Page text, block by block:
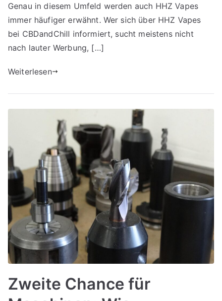
Genau in diesem Umfeld werden auch HHZ Vapes
immer häufiger erwähnt. Wer sich über HHZ Vapes
bei CBDandChill informiert, sucht meistens nicht
nach lauter Werbung, […]
Weiterlesen
Zweite Chance für